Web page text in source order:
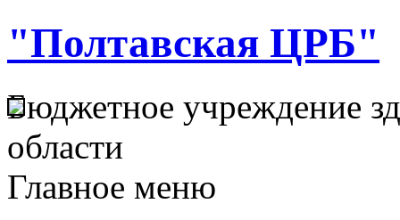
"Полтавская ЦРБ"
Бюджетное учреждение
области
Главное меню